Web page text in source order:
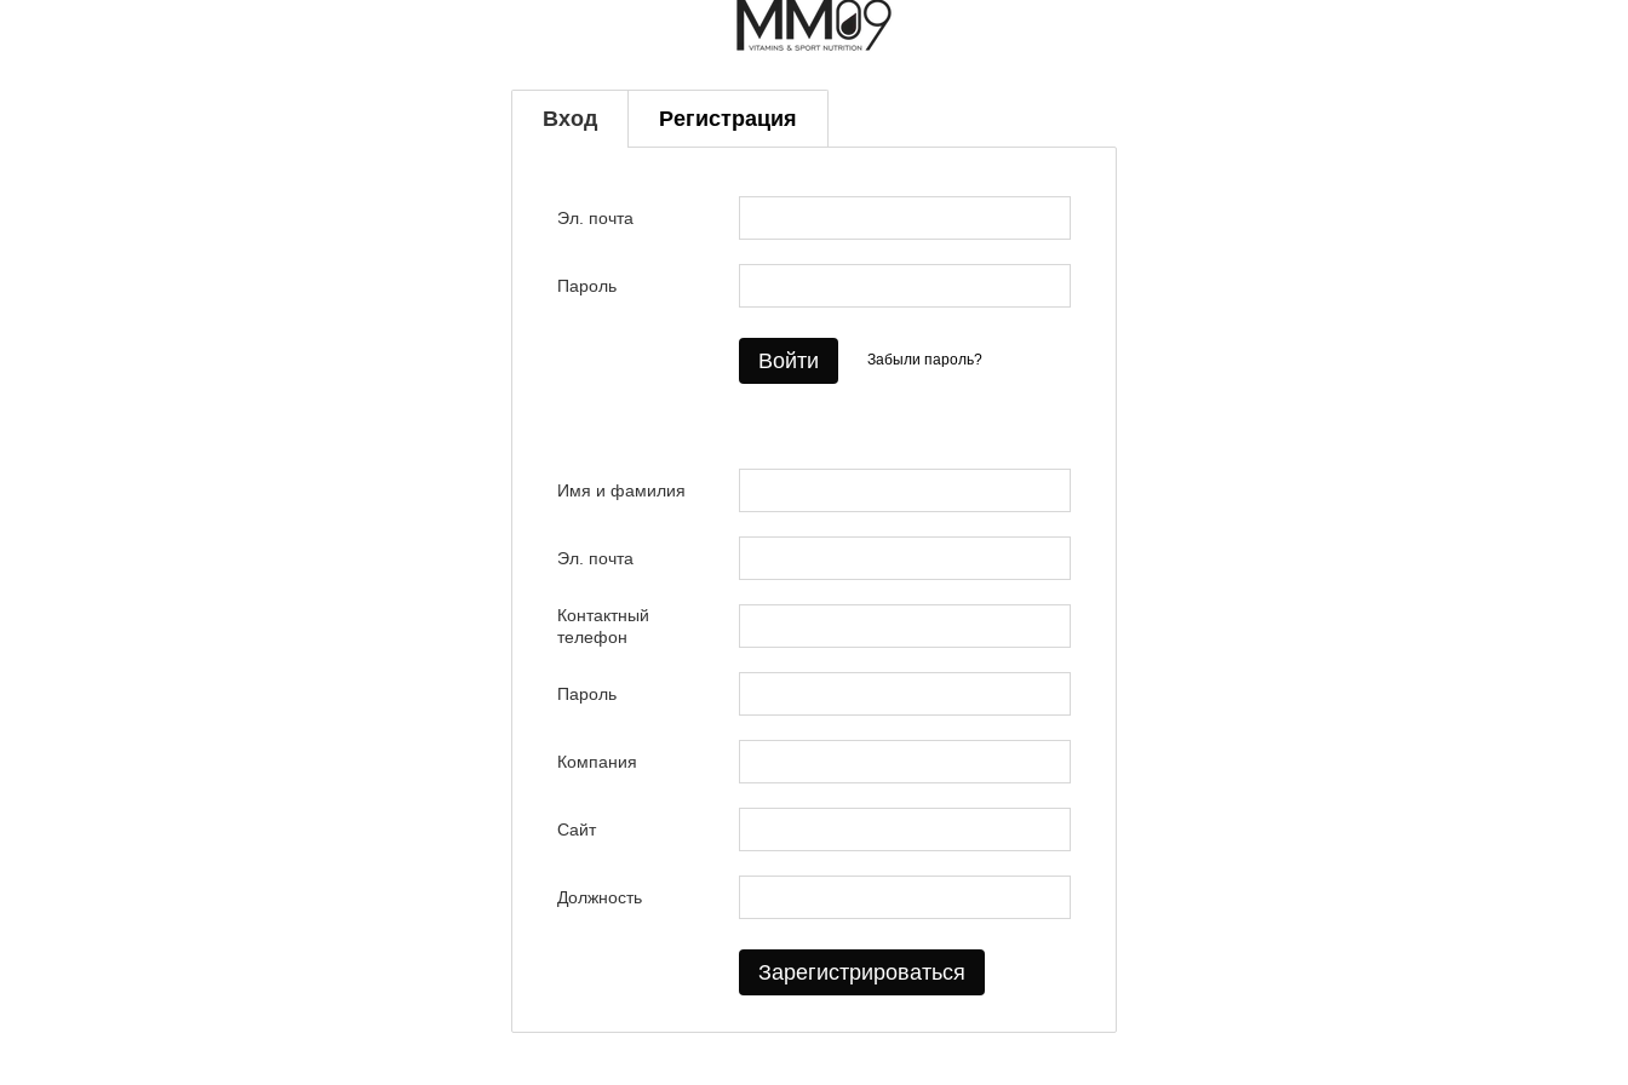
Вход Регистрация
Эл. почта
Пароль
Войти Забыли пароль?
Имя и фамилия
Эл. почта
Контактный
телефон
Пароль
Компания
Сайт
Должность
Зарегистрироваться